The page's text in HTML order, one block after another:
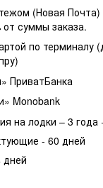
(Новая Почта)
от суммы заказа.
по терминалу
ПриватБанка
Monobank
на лодки – 3 года
- 60 дней
дней